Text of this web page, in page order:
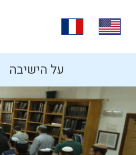
על הישיבה